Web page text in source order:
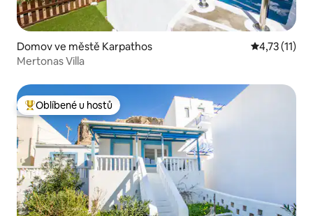
Domov ve městě Karpathos Průměrné
4,73 (11)
Mertonas Villa
Nejlepší v kategorii Oblíbené u hostů
Oblíbené u hostů